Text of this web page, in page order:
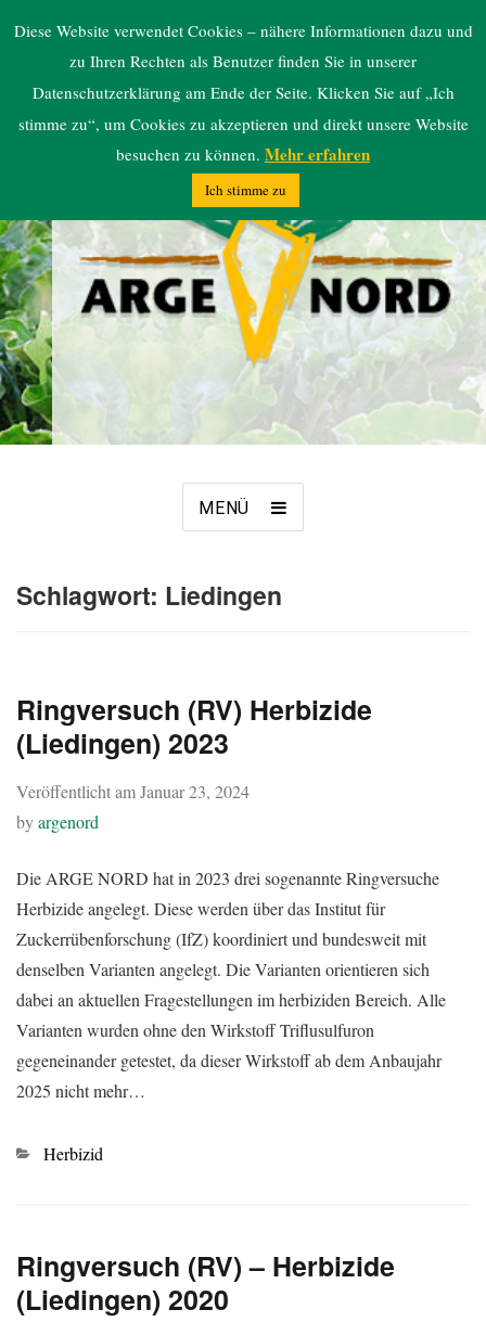
ARGE NORD
MENÜ
Schlagwort: Liedingen
Ringversuch (RV) Herbizide
(Liedingen) 2023
Veröffentlicht amJanuar 23, 2024
byargenord
Die ARGE NORD hat in 2023 drei sogenannte Ringversuche
Herbizide angelegt. Diese werden über das Institut für
Zuckerrübenforschung (IfZ) koordiniert und bundesweit mit
denselben Varianten angelegt. Die Varianten orientieren sich
dabei an aktuellen Fragestellungen im herbiziden Bereich. Alle
Varianten wurden ohne den Wirkstoff Triflusulfuron
gegeneinander getestet, da dieser Wirkstoff ab dem Anbaujahr
2025 nicht mehr…
Kategorien
Herbizid
Ringversuch (RV) – Herbizide
(Liedingen) 2020
Diese Website verwendet Cookies – nähere Informationen dazu und
zu Ihren Rechten als Benutzer finden Sie in unserer
Datenschutzerklärung am Ende der Seite. Klicken Sie auf „Ich
stimme zu“, um Cookies zu akzeptieren und direkt unsere Website
besuchen zu können. Mehr erfahren
Ich stimme zu